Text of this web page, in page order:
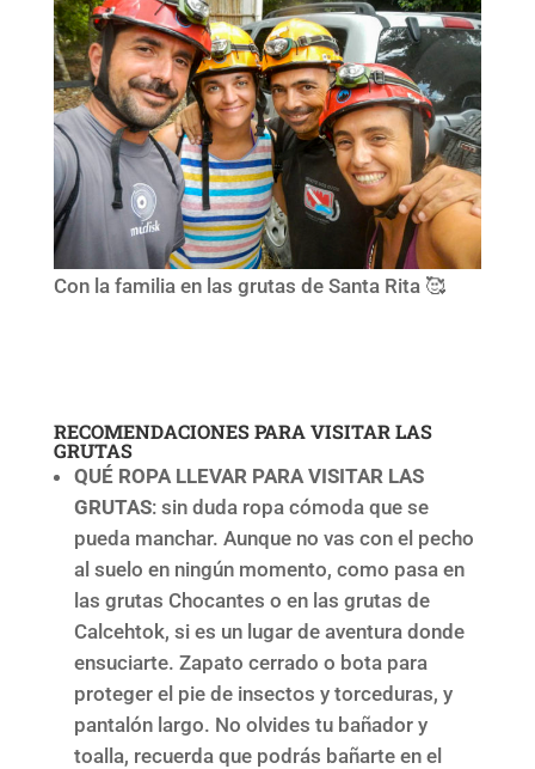
Con la familia en las grutas de Santa Rita 🥰
RECOMENDACIONES PARA VISITAR LAS
GRUTAS
QUÉ ROPA LLEVAR PARA VISITAR LAS
GRUTAS: sin duda ropa cómoda que se
pueda manchar. Aunque no vas con el pecho
al suelo en ningún momento, como pasa en
las grutas Chocantes o en las grutas de
Calcehtok, si es un lugar de aventura donde
ensuciarte. Zapato cerrado o bota para
proteger el pie de insectos y torceduras, y
pantalón largo. No olvides tu bañador y
toalla, recuerda que podrás bañarte en el